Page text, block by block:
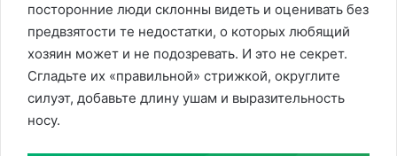
посторонние люди склонны видеть и оценивать без
предвзятости те недостатки, о которых любящий
хозяин может и не подозревать. И это не секрет.
Сгладьте их «правильной» стрижкой, округлите
силуэт, добавьте длину ушам и выразительность
носу.